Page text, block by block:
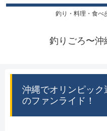
釣り・料理・食べ
釣りごろ〜沖
沖縄でオリンピッ
のファンライド！